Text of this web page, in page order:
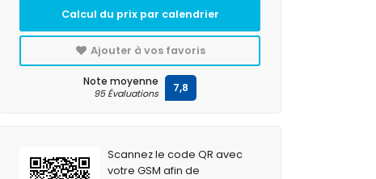
Calcul du prix par calendrier
Ajouter à vos favoris
Note moyenne
95 Évaluations 7,8
Scannez le code QR avec
votre GSM afin de